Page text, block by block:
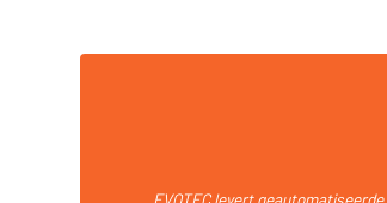
EVOTEC levert